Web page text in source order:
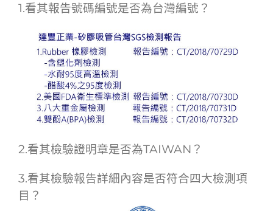
1.看其報告號碼編號是否為台灣編號？
2.看其檢驗證明章是否為TAIWAN？
3.看其檢驗報告詳細內容是否符合四大檢測項
目？